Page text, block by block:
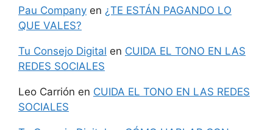
Pau Company en ¿TE ESTÁN PAGANDO LO
QUE VALES?
Tu Consejo Digital en CUIDA EL TONO EN LAS
REDES SOCIALES
Leo Carrión en CUIDA EL TONO EN LAS REDES
SOCIALES